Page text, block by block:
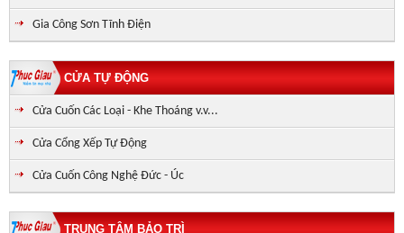
Gia Công Sơn Tĩnh Điện
CỬA TỰ ĐỘNG
Cửa Cuốn Các Loại - Khe Thoáng v.v...
Cửa Cổng Xếp Tự Động
Cửa Cuốn Công Nghệ Đức - Úc
TRUNG TÂM BẢO TRÌ